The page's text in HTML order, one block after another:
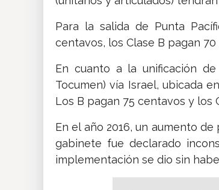
Para la salida de Punta
centavos, los Clase B pagan 70
En cuanto a la unificación
Tocumen) vía Israel, ubicada
Los B pagan 75 centavos y los
En el año 2016, un aumento
gabinete fue declarado
implementación se dio sin